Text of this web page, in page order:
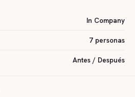
In Company
7 personas
Antes / Después